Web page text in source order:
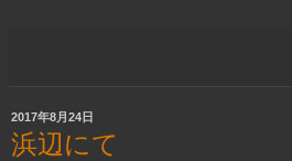
2017年8月24日
浜辺にて